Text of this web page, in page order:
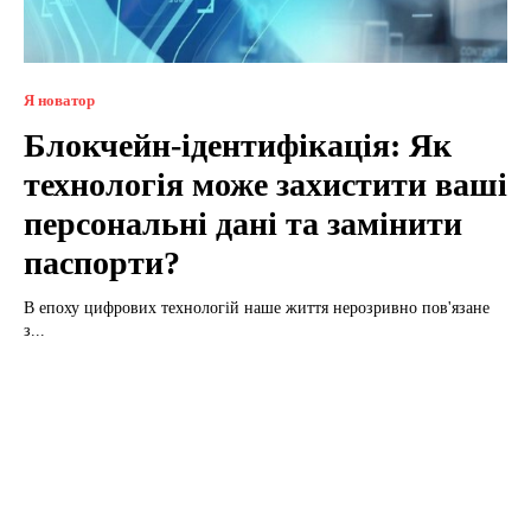
Я новатор
Блокчейн-ідентифікація: Як
технологія може захистити ваші
персональні дані та замінити
паспорти?
В епоху цифрових технологій наше життя нерозривно пов'язане
з...